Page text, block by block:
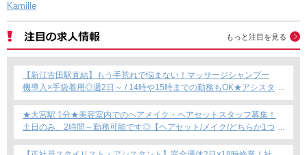
Kamille
もっと注目を見る
【新江古田駅直結】もう手荒れで悩まない！マッサージシャンプー
機導入×手袋着用◎週2日～ / 14時や15時までの勤務もOK★アシスタ
ント専任募集★
★大宮駅 1分★美容室内でのヘアメイク・ヘアセットスタッフ募集！
土日のみ、2時間～勤務可能です◎【ヘアセット/メイク/どちらか1つ
できればOKです！】フリーランス・Wワーク・時短勤務もOK★